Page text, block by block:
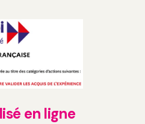
en ligne